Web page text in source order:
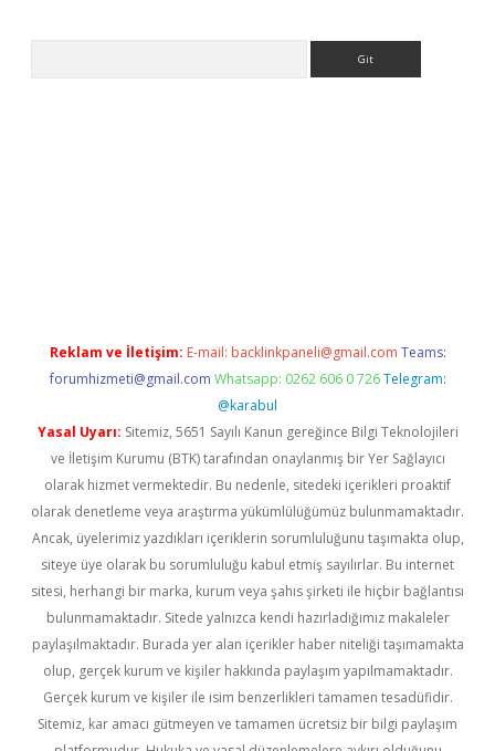
Reklam ve İletişim: E-mail: backlinkpaneli@gmail.com Teams:
forumhizmeti@gmail.com Whatsapp: 0262 606 0 726 Telegram:
@karabul
Yasal Uyarı: Sitemiz, 5651 Sayılı Kanun gereğince Bilgi Teknolojileri
ve İletişim Kurumu (BTK) tarafından onaylanmış bir Yer Sağlayıcı
olarak hizmet vermektedir. Bu nedenle, sitedeki içerikleri proaktif
olarak denetleme veya araştırma yükümlülüğümüz bulunmamaktadır.
Ancak, üyelerimiz yazdıkları içeriklerin sorumluluğunu taşımakta olup,
siteye üye olarak bu sorumluluğu kabul etmiş sayılırlar. Bu internet
sitesi, herhangi bir marka, kurum veya şahıs şirketi ile hiçbir bağlantısı
bulunmamaktadır. Sitede yalnızca kendi hazırladığımız makaleler
paylaşılmaktadır. Burada yer alan içerikler haber niteliği taşımamakta
olup, gerçek kurum ve kişiler hakkında paylaşım yapılmamaktadır.
Gerçek kurum ve kişiler ile isim benzerlikleri tamamen tesadüfidir.
Sitemiz, kar amacı gütmeyen ve tamamen ücretsiz bir bilgi paylaşım